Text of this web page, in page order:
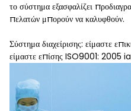
το σύστημα εξασφαλίζει
πελατών μπορούν να καλυφθούν.
Σύστημα διαχείρισης: είμαστε
είμαστε επίσης ISO9001: 2005